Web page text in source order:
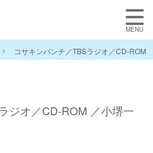
コサキンパンチ／TBSラジオ／CD-ROM
ジオ／CD-ROM ／小堺一